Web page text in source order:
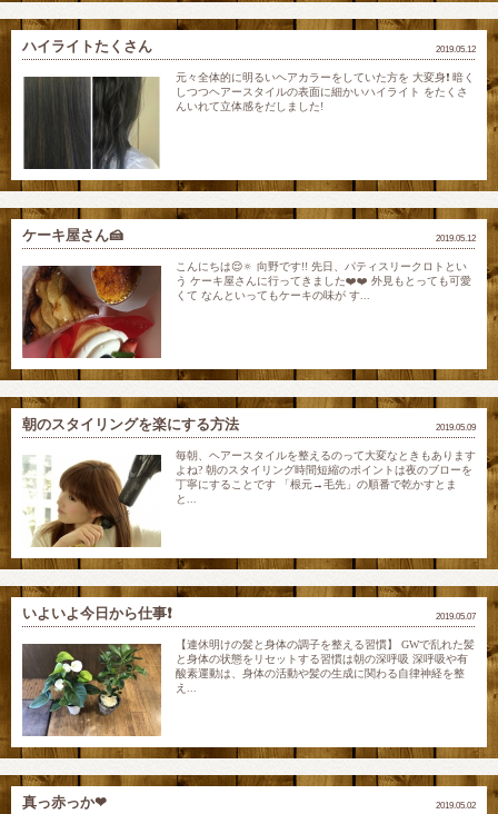
2019.05.12
ハイライトたくさん
元々全体的に明るいヘアカラーをしていた方を 大変身❗️ 暗く
しつつヘアースタイルの表面に細かいハイライト をたくさ
んいれて立体感をだしました!
2019.05.12
ケーキ屋さん🍰
こんにちは😌🔅 向野です!! 先日、パティスリークロトとい
う ケーキ屋さんに行ってきました❤️❤️ 外見もとっても可愛
くて なんといってもケーキの味が す...
2019.05.09
朝のスタイリングを楽にする方法
毎朝、ヘアースタイルを整えるのって大変なときもあります
よね? 朝のスタイリング時間短縮のポイントは夜のブローを
丁寧にすることです 「根元→毛先」の順番で乾かすとま
と...
2019.05.07
いよいよ今日から仕事❗️
【連休明けの髪と身体の調子を整える習慣】 GWで乱れた髪
と身体の状態をリセットする習慣は朝の深呼吸 深呼吸や有
酸素運動は、身体の活動や髪の生成に関わる自律神経を整
え...
2019.05.02
真っ赤っか❤